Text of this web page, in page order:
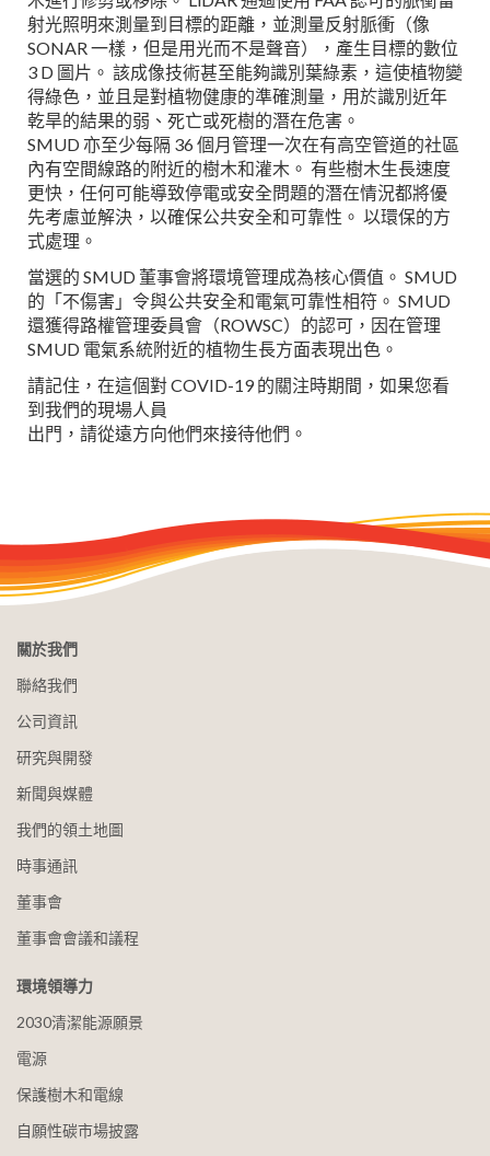
射光照明來測量到目標的距離，並測量反射脈衝（像
SONAR 一樣，但是用光而不是聲音），產生目標的數位
3 D 圖片。 該成像技術甚至能夠識別葉綠素，這使植物變
得綠色，並且是對植物健康的準確測量，用於識別近年
乾旱的結果的弱、死亡或死樹的潛在危害。
SMUD 亦至少每隔 36 個月管理一次在有高空管道的社區
內有空間線路的附近的樹木和灌木。 有些樹木生長速度
更快，任何可能導致停電或安全問題的潛在情況都將優
先考慮並解決，以確保公共安全和可靠性。 以環保的方
式處理。
當選的 SMUD 董事會將環境管理成為核心價值。 SMUD
的「不傷害」令與公共安全和電氣可靠性相符。 SMUD
還獲得路權管理委員會（ROWSC）的認可，因在管理
SMUD 電氣系統附近的植物生長方面表現出色。
請記住，在這個對 COVID-19 的關注時期間，如果您看
到我們的現場人員
出門，請從遠方向他們來接待他們。
關於我們
聯絡我們
公司資訊
研究與開發
新聞與媒體
我們的領土地圖
時事通訊
董事會
董事會會議和議程
環境領導力
2030清潔能源願景
電源
保護樹木和電線
自願性碳市場披露